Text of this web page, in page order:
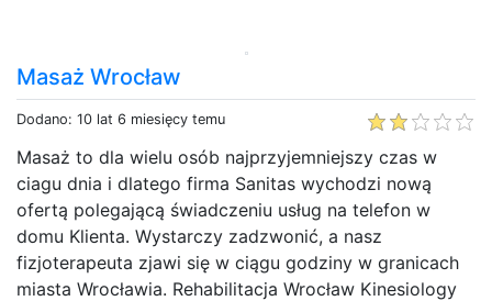
Masaż Wrocław
Dodano: 10 lat 6 miesięcy temu
Masaż to dla wielu osób najprzyjemniejszy czas w
ciagu dnia i dlatego firma Sanitas wychodzi nową
ofertą polegającą świadczeniu usług na telefon w
domu Klienta. Wystarczy zadzwonić, a nasz
fizjoterapeuta zjawi się w ciągu godziny w granicach
miasta Wrocławia. Rehabilitacja Wrocław Kinesiology